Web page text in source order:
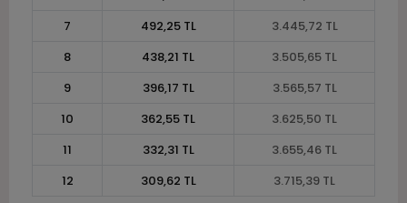
7
492,25 TL
3.445,72 TL
8
438,21 TL
3.505,65 TL
9
396,17 TL
3.565,57 TL
10
362,55 TL
3.625,50 TL
11
332,31 TL
3.655,46 TL
12
309,62 TL 3.715,39 TL